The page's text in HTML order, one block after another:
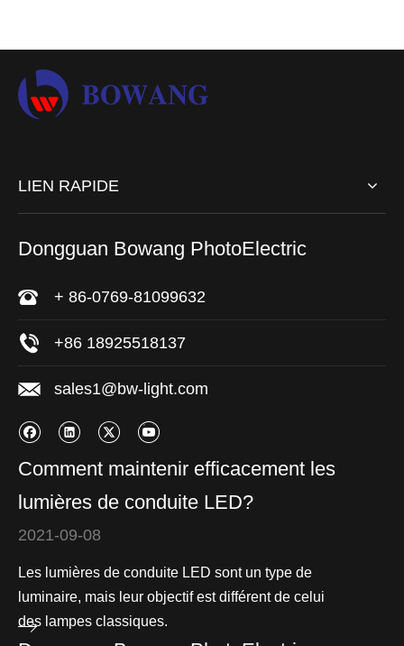
LIEN RAPIDE
Dongguan Bowang PhotoElectric
+ 86-0769-81099632
+86 18925518137
sales1@bw-light.com
Comment maintenir efficacement les
lumières de conduite LED?
2021-09-08
Les lumières de conduite LED sont un type de
luminaire, mais leur objectif est différent de celui
des lampes classiques.